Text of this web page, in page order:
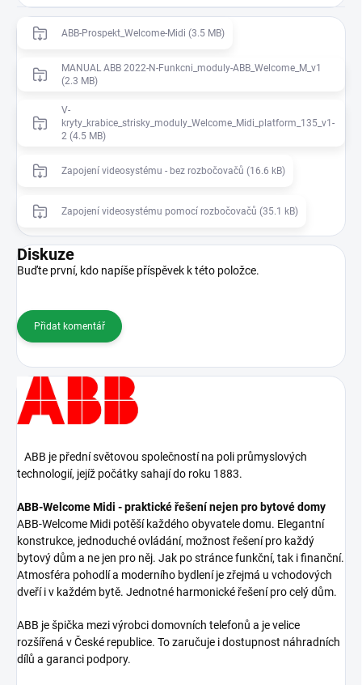
ABB-Prospekt_Welcome-Midi (3.5 MB)
MANUAL ABB 2022-N-Funkcni_moduly-ABB_Welcome_M_v1
(2.3 MB)
V-
kryty_krabice_strisky_moduly_Welcome_Midi_platform_135_v1-
2 (4.5 MB)
Zapojení videosystému - bez rozbočovačů (16.6 kB)
Zapojení videosystému pomocí rozbočovačů (35.1 kB)
Diskuze
Buďte první, kdo napíše příspěvek k této položce.
Přidat komentář
ABB je přední světovou společností na poli průmyslových
technologií, jejíž počátky sahají do roku 1883.
ABB-Welcome Midi - praktické řešení nejen pro bytové domy
ABB-Welcome Midi potěší každého obyvatele domu. Elegantní
konstrukce, jednoduché ovládání, možnost řešení pro každý
bytový dům a ne jen pro něj. Jak po stránce funkční, tak i finanční.
Atmosféra pohodlí a moderního bydlení je zřejmá u vchodových
dveří i v každém bytě. Jednotné harmonické řešení pro celý dům.
ABB je špička mezi výrobci domovních telefonů a je velice
rozšířená v České republice. To zaručuje i dostupnost náhradních
dílů a garanci podpory.